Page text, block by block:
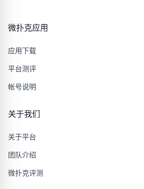
微扑克应用
应用下载
平台测评
帐号说明
关于我们
关于平台
团队介绍
微扑克评测